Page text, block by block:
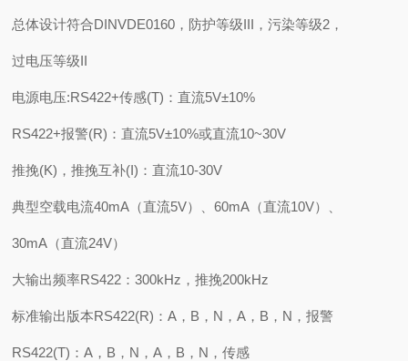
总体设计符合DINVDE0160，防护等级III，污染等级2，
过电压等级II
电源电压:RS422+传感(T)：直流5V±10%
RS422+报警(R)：直流5V±10%或直流10~30V
推挽(K)，推挽互补(I)：直流10-30V
典型空载电流40mA（直流5V）、60mA（直流10V）、
30mA（直流24V）
大输出频率RS422：300kHz，推挽200kHz
标准输出版本RS422(R)：A，B，N，A，B，N，报警
RS422(T)：A，B，N，A，B，N，传感